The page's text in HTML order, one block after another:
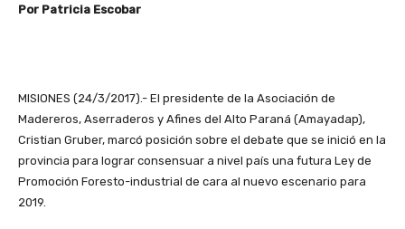
Por Patricia Escobar
MISIONES (24/3/2017).- El presidente de la Asociación de
Madereros, Aserraderos y Afines del Alto Paraná (Amayadap),
Cristian Gruber, marcó posición sobre el debate que se inició en la
provincia para lograr consensuar a nivel país una futura Ley de
Promoción Foresto-industrial de cara al nuevo escenario para
2019.